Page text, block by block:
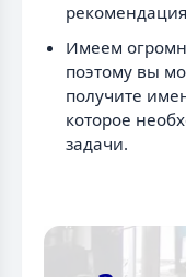
Имеем
поэтому вы
получите
которое
задачи.